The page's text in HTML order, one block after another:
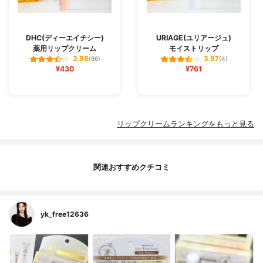
DHC(ディーエイチシー)
薬用リップクリーム
3.98(86)
¥430
URIAGE(ユリアージュ)
モイストリップ
3.97(4)
¥761
リップクリームランキングをもっと見る
関連おすすめクチコミ
yk_free12636